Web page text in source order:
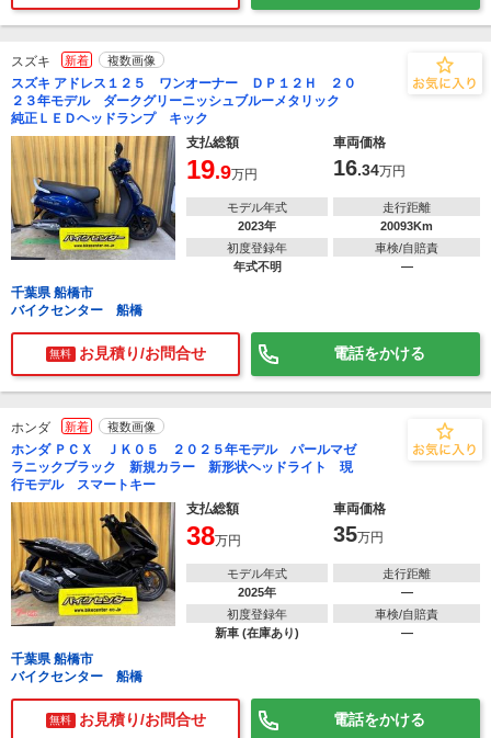
スズキ 新着 複数画像
スズキ アドレス１２５ ワンオーナー ＤＰ１２Ｈ ２０
２３年モデル ダークグリーニッシュブルーメタリック
純正ＬＥＤヘッドランプ キック
支払総額
車両価格
19.9万円 16.34万円
モデル年式
2023年
走行距離
20093Km
初度登録年
年式不明
車検/自賠責
―
千葉県 船橋市
バイクセンター 船橋
無料 お見積り/お問合せ 電話をかける
ホンダ 新着 複数画像
ホンダ ＰＣＸ ＪＫ０５ ２０２５年モデル パールマゼ
ラニックブラック 新規カラー 新形状ヘッドライト 現
行モデル スマートキー
支払総額
車両価格
38万円 35万円
モデル年式
2025年
走行距離
―
初度登録年
新車 (在庫あり)
車検/自賠責
―
千葉県 船橋市
バイクセンター 船橋
無料 お見積り/お問合せ 電話をかける